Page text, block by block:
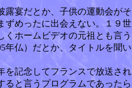
宴だとか、子供の運動会がそ
ずめったに出会えない。１９世
ホームビデオの元祖とも言う
年仏）だとか、タイトルを聞い
記念してフランスで放送され
ると言うプログラムであったら